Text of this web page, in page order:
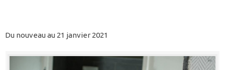
Du nouveau au 21 janvier 2021